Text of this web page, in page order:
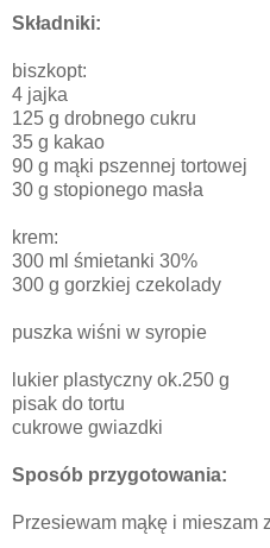
Składniki:
biszkopt:
4 jajka
125 g drobnego cukru
35 g kakao
90 g mąki pszennej tortowej
30 g stopionego masła
krem:
300 ml śmietanki 30%
300 g gorzkiej czekolady
puszka wiśni w syropie
lukier plastyczny ok.250 g
pisak do tortu
cukrowe gwiazdki
Sposób przygotowania:
Przesiewam mąkę i mieszam